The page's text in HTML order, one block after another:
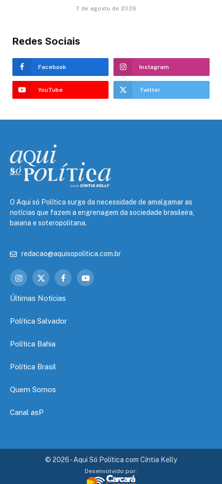
7 de agosto de 2026
Redes Sociais
Facebook Instagram
YouTube Twitter
O Aqui só Política surge da necessidade de amalgamar as
notícias que fazem a engrenagem da sociedade brasileira,
baiana e soteropolitana.
redacao@aquisopolitica.com.br
Instagram
X
FacebookYouTube
Últimas Notícias
Política Salvador
Política Bahia
Política Brasil
Quem Somos
Canal asP
© 2026 - Aqui Só Política com Cíntia Kelly
Desenvolvido por: